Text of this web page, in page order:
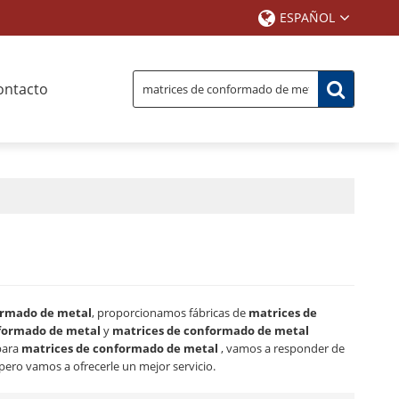
ESPAÑOL
de metal, proporcionamos fábricas de matrices de
de metal y matrices de conformado de metal
matrices de conformado de metal , vamos a responder de
vamos a ofrecerle un mejor servicio.